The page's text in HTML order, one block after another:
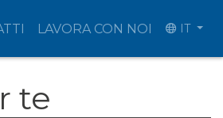
LAVORA CON NOI IT
te